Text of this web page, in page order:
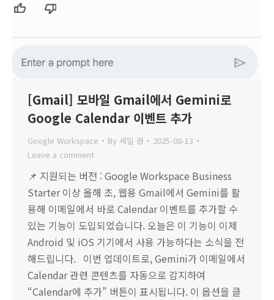
[Gmail] 모바일 Gmail에서 Gemini로
Google Calendar 이벤트 추가
Google Workspace By 세일 권
2025-08-13
Leave a comment
📌 지원되는 버전 : Google Workspace Business
Starter 이상 올해 초, 웹용 Gmail에서 Gemini를 활
용해 이메일에서 바로 Calendar 이벤트를 추가할 수
있는 기능이 도입되었습니다. 오늘은 이 기능이 이제
Android 및 iOS 기기에서 사용 가능하다는 소식을 전
해드립니다. 이번 업데이트로, Gemini가 이메일에서
Calendar 관련 콘텐츠를 자동으로 감지하여
“Calendar에 추가” 버튼이 표시됩니다. 이 옵션을 클